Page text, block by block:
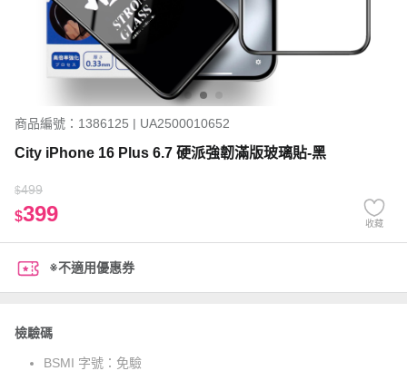
商品編號：1386125 | UA2500010652
City iPhone 16 Plus 6.7 硬派強韌滿版玻璃貼-黑
$499
$399 收藏
※不適用優惠券
檢驗碼
BSMI 字號： 免驗